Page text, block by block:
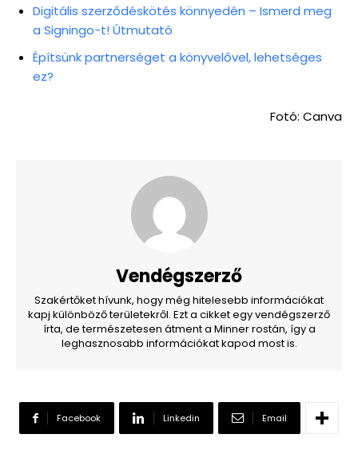
Digitális szerződéskötés könnyedén – Ismerd meg
a Signingo-t! Útmutató
Építsünk partnerséget a könyvelővel, lehetséges
ez?
Fotó: Canva
Vendégszerző
Szakértőket hívunk, hogy még hitelesebb információkat
kapj különböző területekről. Ezt a cikket egy vendégszerző
írta, de természetesen átment a Minner rostán, így a
leghasznosabb információkat kapod most is.
Facebook Linkedin Email